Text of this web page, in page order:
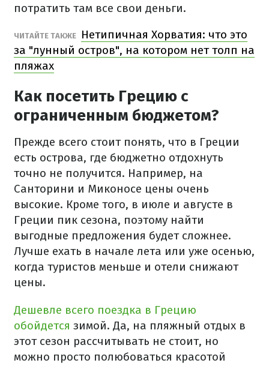
потратить там все свои деньги.
ЧИТАЙТЕ ТАКЖЕ
Нетипичная Хорватия: что это
за "лунный остров", на котором нет толп на
пляжах
Как посетить Грецию с
ограниченным бюджетом?
Прежде всего стоит понять, что в Греции
есть острова, где бюджетно отдохнуть
точно не получится. Например, на
Санторини и Миконосе цены очень
высокие. Кроме того, в июле и августе в
Греции пик сезона, поэтому найти
выгодные предложения будет сложнее.
Лучше ехать в начале лета или уже осенью,
когда туристов меньше и отели снижают
цены.
Дешевле всего поездка в Грецию
обойдется зимой. Да, на пляжный отдых в
этот сезон рассчитывать не стоит, но
можно просто полюбоваться красотой